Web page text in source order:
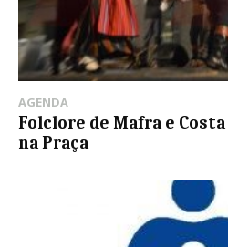
AGENDA
Folclore de Mafra e
na Praça